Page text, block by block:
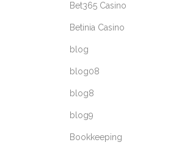
Bet365 Casino
Betinia Casino
blog
blog08
blog8
blog9
Bookkeeping